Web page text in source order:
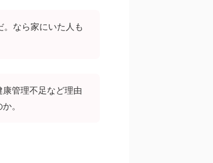
なら家にいた人も
管理不足など理由
。